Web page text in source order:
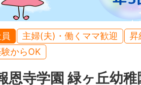
主婦(夫)・働くママ歓迎
昇
からOK
恩寺学園 緑ヶ丘幼稚